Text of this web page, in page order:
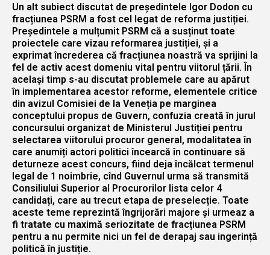
Un alt subiect discutat de președintele Igor Dodon cu
fracțiunea PSRM a fost cel legat de reforma justiției.
Președintele a mulțumit PSRM că a susținut toate
proiectele care vizau reformarea justiției, și a
exprimat încrederea că fracțiunea noastră va sprijini la
fel de activ acest domeniu vital pentru viitorul țării. În
același timp s-au discutat problemele care au apărut
în implementarea acestor reforme, elementele critice
din avizul Comisiei de la Veneția pe marginea
conceptului propus de Guvern, confuzia creată în jurul
concursului organizat de Ministerul Justiției pentru
selectarea viitorului procuror general, modalitatea în
care anumiți actori politici încearcă în continuare să
deturneze acest concurs, fiind deja încălcat termenul
legal de 1 noimbrie, cînd Guvernul urma să transmită
Consiliului Superior al Procurorilor lista celor 4
candidați, care au trecut etapa de preselecție. Toate
aceste teme reprezintă îngrijorări majore și urmeaz a
fi tratate cu maximă seriozitate de fracțiunea PSRM
pentru a nu permite nici un fel de derapaj sau ingerință
politică în justiție.